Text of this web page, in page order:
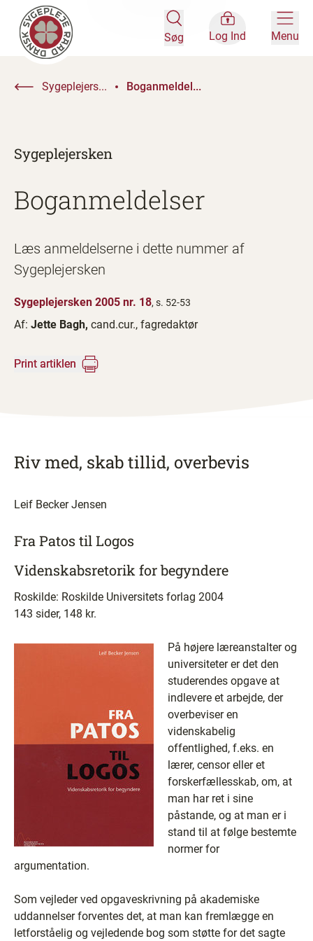
Søg Log Ind Menu
Sygeplejers... Boganmeldel...
Sygeplejersken
Boganmeldelser
Læs anmeldelserne i dette nummer af
Sygeplejersken
Sygeplejersken 2005 nr. 18, s. 52-53
Af: Jette Bagh, cand.cur., fagredaktør
Print artiklen
Riv med, skab tillid, overbevis
Leif Becker Jensen
Fra Patos til Logos
Videnskabsretorik for begyndere
Roskilde: Roskilde Universitets forlag 2004
143 sider, 148 kr.
På højere læreanstalter og
universiteter er det den
studerendes opgave at
indlevere et arbejde, der
overbeviser en
videnskabelig
offentlighed, f.eks. en
lærer, censor eller et
forskerfællesskab, om, at
man har ret i sine
påstande, og at man er i
stand til at følge bestemte
normer for
argumentation.
Som vejleder ved opgaveskrivning på akademiske
uddannelser forventes det, at man kan fremlægge en
letforståelig og vejledende bog som støtte for det sagte